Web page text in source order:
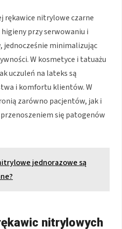
rękawice nitrylowe czarne
przy serwowaniu i
minimalizując
W kosmetyce i tatuażu
uczuleń na lateks są
i komfortu klientów. W
zarówno pacjentów, jak i
się patogenów
jednorazowe są
nitrylowych